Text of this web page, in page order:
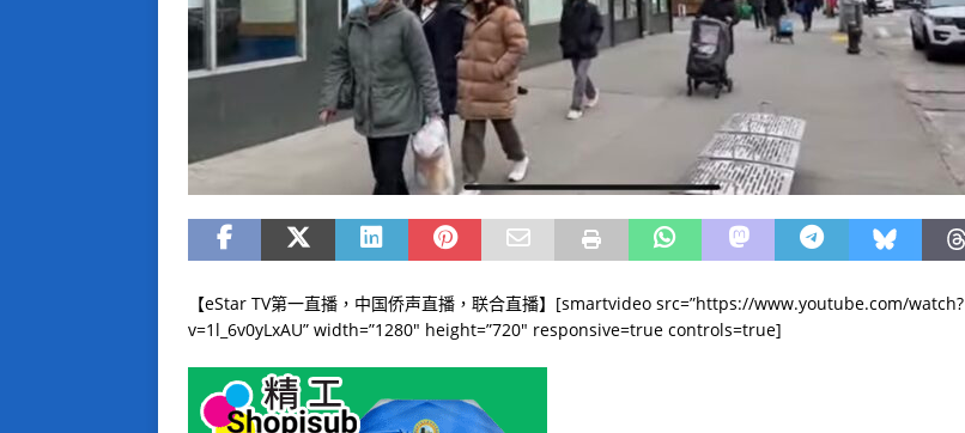
【eStar TV第一直播，中国侨声直播，联合直播】[smartvideo src=”https://www.youtube.com/watch?
v=1l_6v0yLxAU” width=”1280″ height=”720″ responsive=true controls=true]